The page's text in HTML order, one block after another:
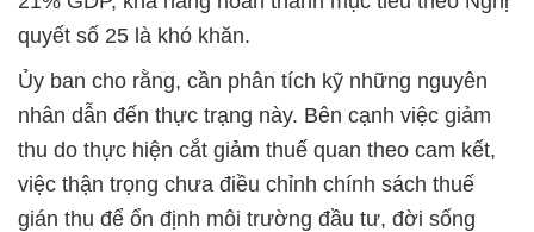
quyết số 25 là khó khăn.
Ủy ban cho rằng, cần phân tích kỹ những nguyên
nhân dẫn đến thực trạng này. Bên cạnh việc giảm
thu do thực hiện cắt giảm thuế quan theo cam kết,
việc thận trọng chưa điều chỉnh chính sách thuế
gián thu để ổn định môi trường đầu tư, đời sống